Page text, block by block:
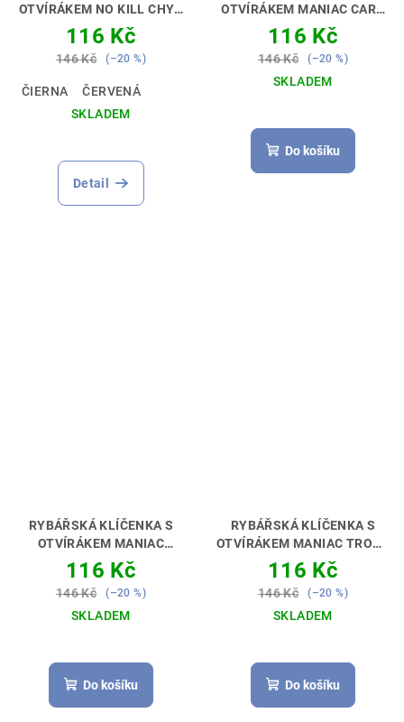
OTVÍRÁKEM NO KILL CHYŤ
A PUSŤ ABYS MĚL ČÍM
OTVÍRAT PIVO 🎁🔑🍺
116 Kč
146 Kč (–20 %)
ČIERNA
ČERVENÁ
SKLADEM
Detail
OTVÍRÁKEM MANIAC CARP
PERFEKTNÍ DÁREK
PRO RYBÁŘE 🎣🎁
116 Kč
146 Kč (–20 %)
SKLADEM
hodnocení
produktu
Do košíku
RYBÁŘSKÁ KLÍČENKA S
OTVÍRÁKEM MANIAC
CATFISH [SUMEC]
PERFEKTNÍ DÁREK PRO
RYBÁŘE 🎣🎁
116 Kč
146 Kč (–20 %)
SKLADEM
Do košíku
RYBÁŘSKÁ KLÍČENKA S
OTVÍRÁKEM MANIAC TROUT
[PSTRUH]PERFEKTNÍ
DÁREK PRO RYBÁŘE 🎣🎁
116 Kč
146 Kč (–20 %)
SKLADEM
Do košíku